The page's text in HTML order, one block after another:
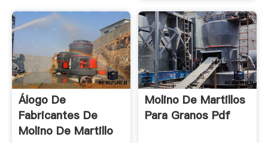
Álogo De
Fabricantes De
Molino De Martillo
Molino De Martillos
Para Granos Pdf